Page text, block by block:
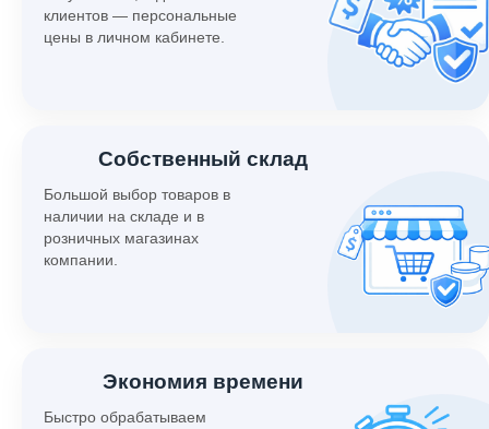
клиентов — персональные
цены в личном кабинете.
Собственный склад
Большой выбор товаров в
наличии на складе и в
розничных магазинах
компании.
Экономия времени
Быстро обрабатываем